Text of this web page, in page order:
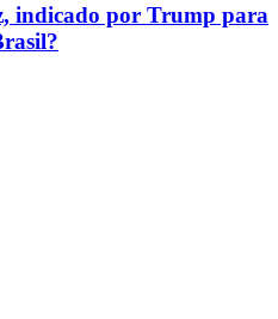
indicado por Trump para